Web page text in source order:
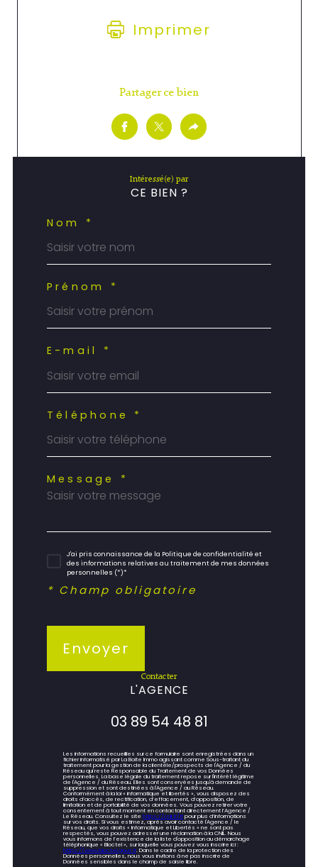
Imprimer
Partager ce bien
Intéressé(e) par
CE BIEN ?
Nom *
Prénom *
E-mail *
Téléphone *
Message *
J'ai pris connaissance de la Politique de confidentialité et
des informations relatives au traitement de mes données
personnelles (*)*
* Champ obligatoire
Envoyer
contacter
L'AGENCE
03 89 54 48 81
Les informations recueillies sur ce formulaire sont enregistrées dans un
fichier informatisé par La Boite Immo agissant comme Sous-traitant du
traitement pour la gestion de la clientèle/prospects de l'Agence / du
Réseau qui reste Responsable du Traitement de vos Données
personnelles. La base légale du traitement repose sur l'intérêt légitime
de l'Agence / du Réseau. Elles sont conservées jusqu'à demande de
suppression et sont destinées à l'Agence / au Réseau.
Conformément à la loi « informatique et libertés », vous disposez des
droits d’accès, de rectification, d’effacement, d’opposition, de
limitation et de portabilité de vos données. Vous pouvez retirer votre
consentement à tout moment en contactant directement l’Agence /
Le Réseau. Consultez le sitehttps://cnil.fr/frpour plus d’informations
sur vos droits. Si vous estimez, après avoir contacté l'Agence / le
Réseau, que vos droits « Informatique et Libertés » ne sont pas
respectés, vous pouvez adresser une réclamation à la CNIL. Nous
vous informons de l’existence de la liste d'opposition au démarchage
téléphonique « Bloctel », sur laquelle vous pouvez vous inscrire ici :
https://www.bloctel.gouv.fr. Dans le cadre de la protection des
Données personnelles, nous vous invitons à ne pas inscrire de
Données sensibles dans le champ de saisie libre.